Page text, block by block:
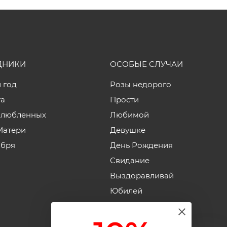
год
ОСОБЫЕ СЛУЧАИ
Розы недорого
Прости
Любимой
Девушке
День Рождения
Свидание
Выздоравливай
Юбилей
Годовщина свадьбы